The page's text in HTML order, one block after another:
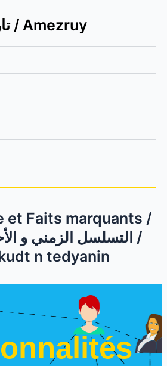
Histoire / تاريخ / Amezruy
et Faits marquants /
التسلسل الزمني و
n tedyanin